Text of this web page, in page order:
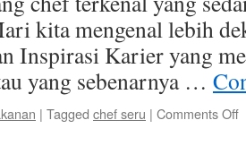
kita mengenal lebih
Inspirasi Karier yang
yang sebenarnya …
| Tagged chef seru | Comments Off